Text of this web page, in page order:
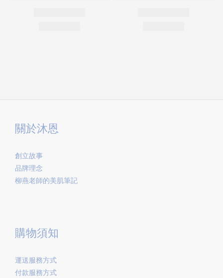
關於沐恩
創立故事
品牌理念
柳燕老師的美肌筆記
購物須知
運送服務方式
付款服務方式